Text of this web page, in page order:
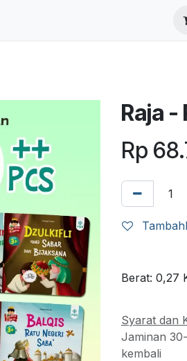
Raja -
Rp
Berat: 0,27
Syarat dan
Jaminan
kembali